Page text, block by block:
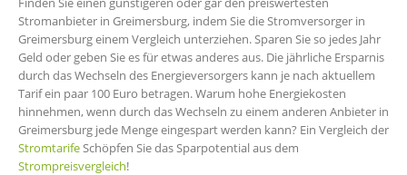
Stromanbieter in Greimersburg, indem Sie die Stromversorger in
Greimersburg einem Vergleich unterziehen. Sparen Sie so jedes Jahr
Geld oder geben Sie es für etwas anderes aus. Die jährliche Ersparnis
durch das Wechseln des Energieversorgers kann je nach aktuellem
Tarif ein paar 100 Euro betragen. Warum hohe Energiekosten
hinnehmen, wenn durch das Wechseln zu einem anderen Anbieter in
Greimersburg jede Menge eingespart werden kann? Ein Vergleich der
Stromtarife Schöpfen Sie das Sparpotential aus dem
Strompreisvergleich!